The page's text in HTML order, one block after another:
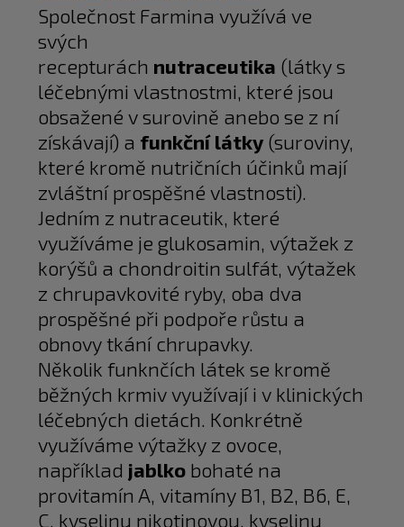
Společnost Farmina využívá ve
svých
recepturách nutraceutika (látky s
léčebnými vlastnostmi, které jsou
obsažené v surovině anebo se z ní
získávají) a funkční látky (suroviny,
které kromě nutričních účinků mají
zvláštní prospěšné vlastnosti).
Jedním z nutraceutik, které
využíváme je glukosamin, výtažek z
korýšů a chondroitin sulfát, výtažek
z chrupavkovité ryby, oba dva
prospěšné při podpoře růstu a
obnovy tkání chrupavky.
Několik funknčích látek se kromě
běžných krmiv využívají i v klinických
léčebných dietách. Konkrétně
využíváme výtažky z ovoce,
například jablko bohaté na
provitamín A, vitamíny B1, B2, B6, E,
C, kyselinu nikotinovou, kyselinu